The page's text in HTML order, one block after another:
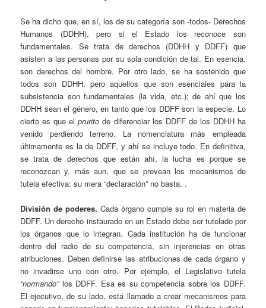
Se ha dicho que, en sí, los de su categoría son -todos- Derechos
Humanos (DDHH), pero si el Estado los reconoce son
fundamentales. Se trata de derechos (DDHH y DDFF) que
asisten a las personas por su sola condición de tal. En esencia,
son derechos del hombre. Por otro lado, se ha sostenido que
todos son DDHH, pero aquellos que son esenciales para la
subsistencia son fundamentales (la vida, etc.); de ahí que los
DDHH sean el género, en tanto que los DDFF son la especie. Lo
cierto es que elprurito de diferenciar los DDFF de los DDHH ha
venido perdiendo terreno. La nomenclatura más empleada
últimamente es la de DDFF, y ahí se incluye todo. En definitiva,
se trata de derechos que están ahí, la lucha es porque se
reconozcan y, más aun, que se prevean los mecanismos de
tutela efectiva: su mera “declaración” no basta. .
División de poderes. Cada órgano cumple su rol en materia de
DDFF. Un derecho instaurado en un Estado debe ser tutelado por
los órganos que lo integran. Cada institución ha de funcionar
dentro del radio de su competencia, sin injerencias en otras
atribuciones. Deben definirse las atribuciones de cada órgano y
no invadirse uno con otro. Por ejemplo, el Legislativo tutela
“normando”los DDFF. Esa es su competencia sobre los DDFF.
El ejecutivo, de su lado, está llamado a crear mecanismos para